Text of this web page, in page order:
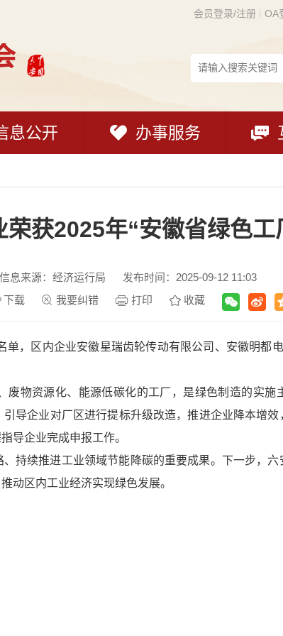
会员登录/注册 OA
息公开 办事服务
获2025年“安徽省绿色工
信息来源：经济运行局
发布时间：2025-09-12 11:03
下载 我要纠错 打印 收藏
，区内企业安徽星瑞齿轮传动有限公司、安徽明都
物资源化、能源低碳化的工厂，是绿色制造的实施
导企业对厂区进行提标升级改造，推进企业降本增
导企业完成申报工作。
持续推进工业领域节能降碳的重要成果。下一步，
动区内工业经济实现绿色发展。